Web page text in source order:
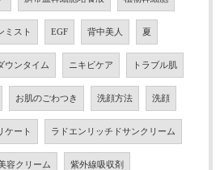
ミスト EGF 背中美人 夏
ウンタイム ニキビケア トラブル肌
お肌のごわつき 洗顔方法 洗顔
ケート ラドエンリッチドサンクリーム
容クリーム 紫外線吸収剤